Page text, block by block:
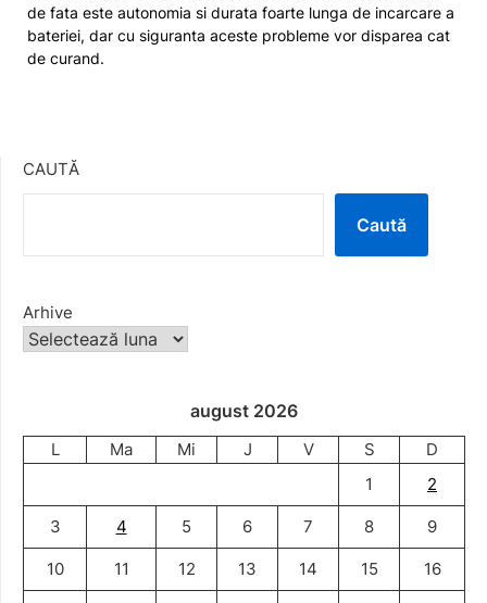
de fata este autonomia si durata foarte lunga de incarcare a
bateriei, dar cu siguranta aceste probleme vor disparea cat
de curand.
CAUTĂ
Caută
Arhive
august 2026
L Ma Mi J V S
D
1
2
3 4 5 6 7 8 9
10 11 12 13 14 15 16